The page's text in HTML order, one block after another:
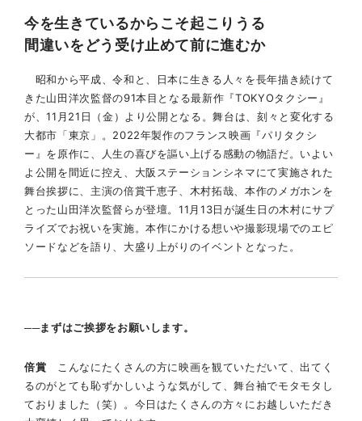
今を生きているからこそ起こりうる
間違いをどう受け止めて前に進むか
昭和から平成、令和と、日本に生きる人々を長年描き続けて
きた山田洋次監督の91本目となる最新作『TOKYOタクシー』
が、11月21日（金）より公開となる。舞台は、刻々と変化する
大都市「東京」。2022年製作のフランス映画『パリタクシ
ー』を原作に、人生の喜びを謳い上げる感動の物語だ。いよい
よ公開を間近に控え、大阪ステーションシネマにて実施された
舞台挨拶に、主演の倍賞千恵子、木村拓哉、本作のメガホンを
とった山田洋次監督らが登壇。11月13日が誕生日の木村にサプ
ライズでお祝いを実施。本作にかける想いや撮影現場でのエピ
ソードなどを語り、大盛り上がりのイベントとなった。
──まずはご挨拶をお願いします。
倍賞 こんなにたくさんの方に映画を観ていただいて、出てく
るのがとても恥ずかしいような気がして、舞台袖でモタモタし
ておりました（笑）。今日はたくさんの方々にお越しいただき